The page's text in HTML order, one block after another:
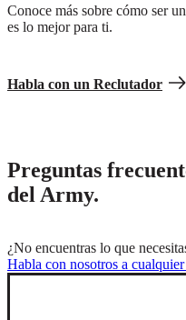
Conoce más sobre cómo ser
es lo mejor para ti.
Habla con un Reclutador
Preguntas
del Army.
¿No encuentras lo que
Habla con nosotros a